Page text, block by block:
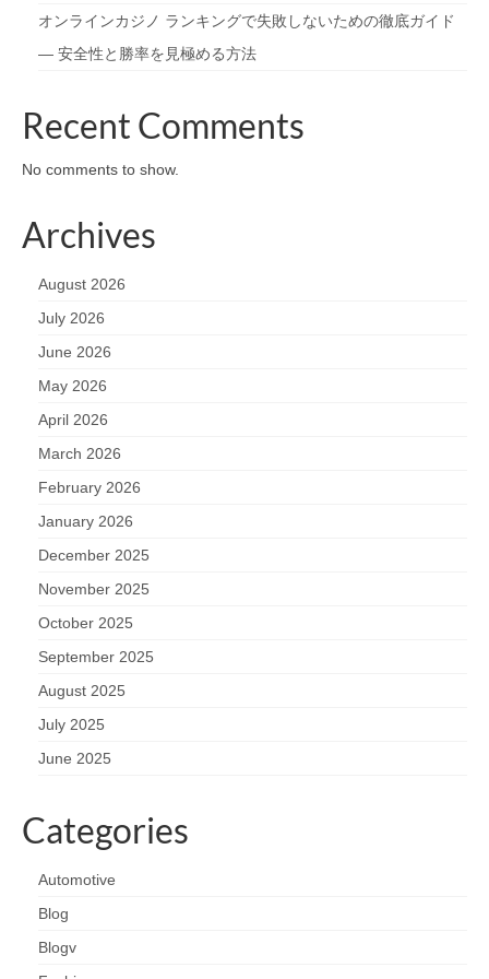
オンラインカジノ ランキングで失敗しないための徹底ガイド
— 安全性と勝率を見極める方法
Recent Comments
No comments to show.
Archives
August 2026
July 2026
June 2026
May 2026
April 2026
March 2026
February 2026
January 2026
December 2025
November 2025
October 2025
September 2025
August 2025
July 2025
June 2025
Categories
Automotive
Blog
Blogv